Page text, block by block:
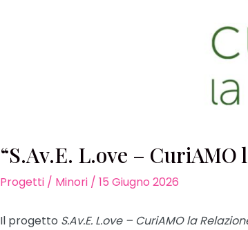
“S.Av.E. L.ove – CuriAMO
Progetti/ Minori/ 15 Giugno 2026
Il progetto S.Av.E. L.ove – CuriAMO la